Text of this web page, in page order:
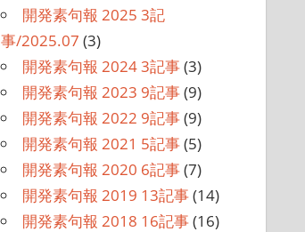
開発素句報 2025 3記
事/2025.07 (3)
開発素句報 2024 3記事(3)
開発素句報 2023 9記事(9)
開発素句報 2022 9記事(9)
開発素句報 2021 5記事(5)
開発素句報 2020 6記事(7)
開発素句報 2019 13記事(14)
開発素句報 2018 16記事(16)